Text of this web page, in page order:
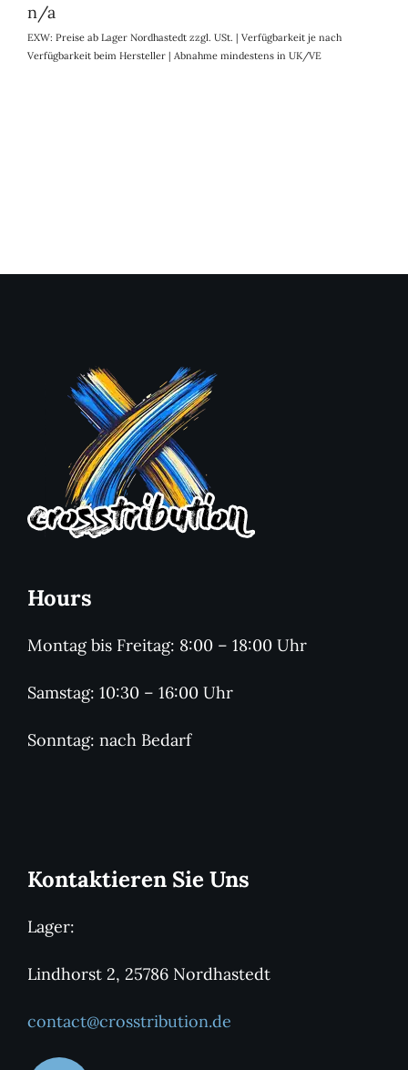
n/a
EXW: Preise ab Lager Nordhastedt zzgl. USt. | Verfügbarkeit je nach
Verfügbarkeit beim Hersteller | Abnahme mindestens in UK/VE
Hours
Montag bis Freitag: 8:00 – 18:00 Uhr
Samstag: 10:30 – 16:00 Uhr
Sonntag: nach Bedarf
Kontaktieren Sie Uns
Lager:
Lindhorst 2, 25786 Nordhastedt
contact@crosstribution.de